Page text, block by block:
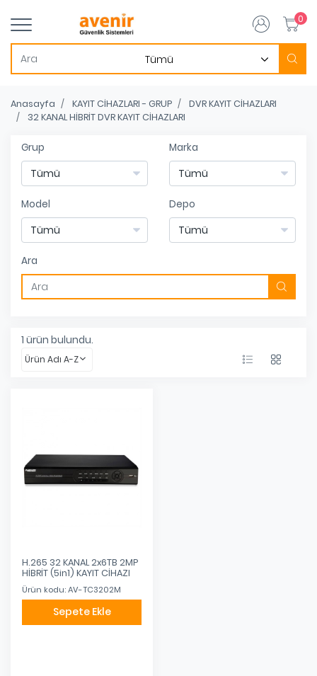
0
Anasayfa KAYIT CİHAZLARI - GRUP
DVR KAYIT CİHAZLARI
32 KANAL HİBRİT DVR KAYIT CİHAZLARI
Grup Marka
Model Depo
Ara
1 ürün bulundu.
Ürün Adı A-Z
H.265 32 KANAL 2x6TB 2MP
HİBRİT (5in1) KAYIT CİHAZI
Ürün kodu: AV-TC3202M
Sepete Ekle